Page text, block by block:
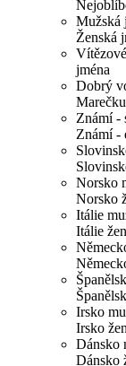
Mužská
Ženská
jména
Dobrý
Známí -
Známí -
Norsko
Norsko
Itálie
Itálie
Irsko
Irsko
Dánsko
Dánsko